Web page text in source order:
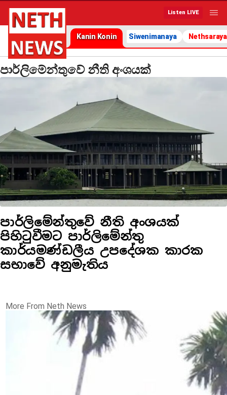
Listen LIVE
Kanin Konin Siwenimanaya Nethsaraya
පාර්ලිමේන්තුවේ නීති අංශයක්
පාර්ලිමේන්තුවේ නීති අංශයක්
පිහිටුවීමට පාර්ලිමේන්තු
කාර්යමණ්ඩලීය උපදේශක කාරක
සභාවේ අනුමැතිය
More From Neth News